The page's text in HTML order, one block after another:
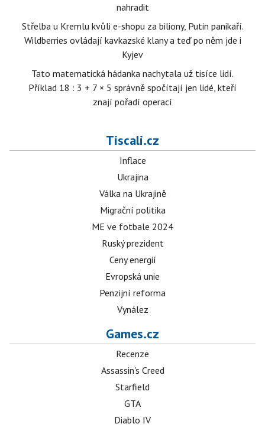
nahradit
Střelba u Kremlu kvůli e-shopu za biliony, Putin panikaří.
Wildberries ovládají kavkazské klany a teď po něm jde i
Kyjev
Tato matematická hádanka nachytala už tisíce lidí.
Příklad 18 : 3 + 7 × 5 správně spočítají jen lidé, kteří
znají pořadí operací
Tiscali.cz
Inflace
Ukrajina
Válka na Ukrajině
Migrační politika
ME ve fotbale 2024
Ruský prezident
Ceny energií
Evropská unie
Penzijní reforma
Vynález
Games.cz
Recenze
Assassin's Creed
Starfield
GTA
Diablo IV